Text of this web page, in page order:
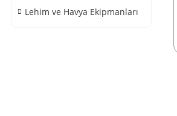
Lehim ve Havya Ekipmanları